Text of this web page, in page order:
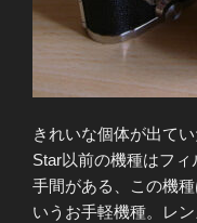
きれいな個体が出て
Star以前の機種はフ
手間がある、この機
いうお手軽機種。レ